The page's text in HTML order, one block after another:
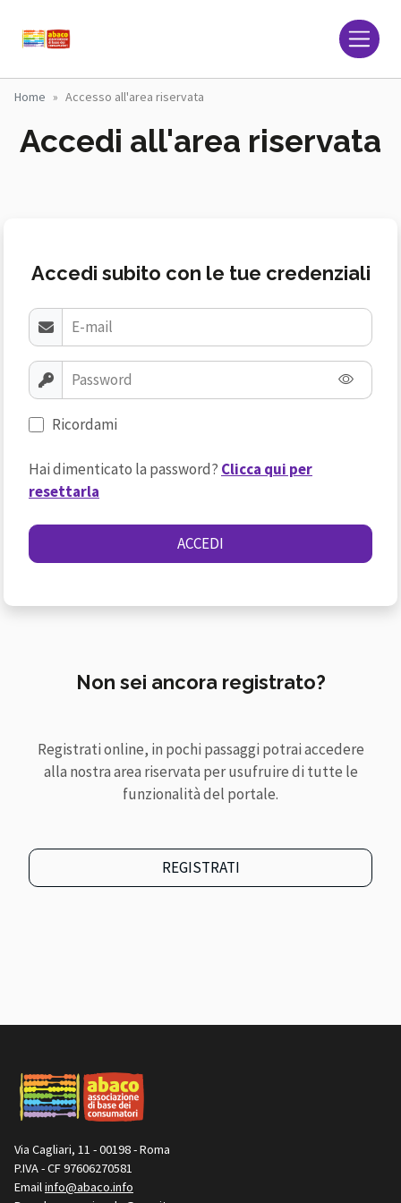
Home Accesso all'area riservata
Accedi all'area riservata
Accedi subito con le tue credenziali
Ricordami
Hai dimenticato la password? Clicca qui per
resettarla
ACCEDI
Non sei ancora registrato?
Registrati online, in pochi passaggi potrai accedere
alla nostra area riservata per usufruire di tutte le
funzionalità del portale.
REGISTRATI
Via Cagliari, 11 - 00198 - Roma
P.IVA - CF 97606270581
Emailinfo@abaco.info